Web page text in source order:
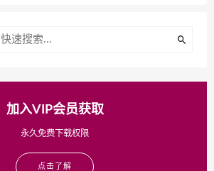
加入VIP会员获取
永久免费下载权限
点击了解